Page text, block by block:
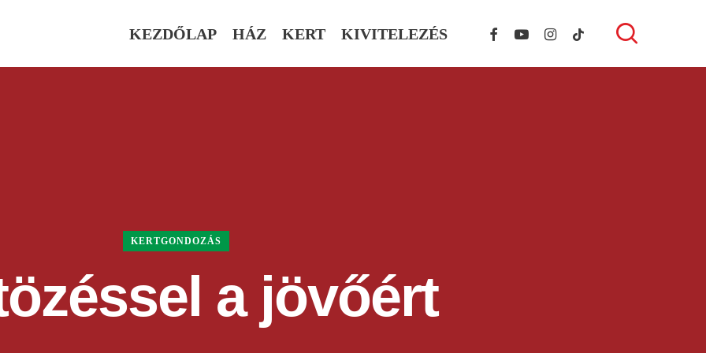
KEZDŐLAP HÁZ KERT KIVITELEZÉS FACEBOOK
YOUTUBE
INSTAGRAM
TIKTOK search
KERTGONDOZÁS
a jövőért